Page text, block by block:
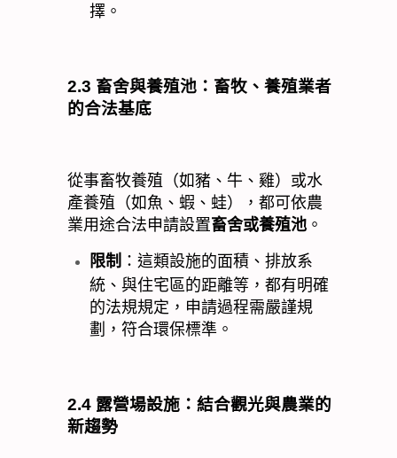
擇。
2.3 畜舍與養殖池：畜牧、養殖業者
的合法基底
從事畜牧養殖（如豬、牛、雞）或水
產養殖（如魚、蝦、蛙），都可依農
業用途合法申請設置畜舍或養殖池 。
限制 ：這類設施的面積、排放系
統、與住宅區的距離等，都有明確
的法規規定，申請過程需嚴謹規
劃，符合環保標準。
2.4 露營場設施：結合觀光與農業的
新趨勢